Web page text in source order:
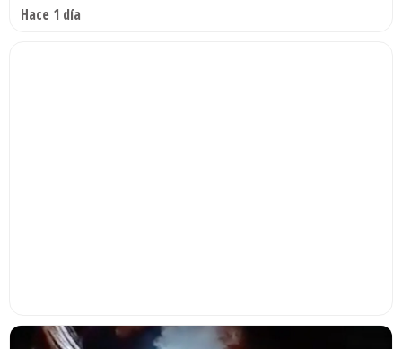
Hace 1 día